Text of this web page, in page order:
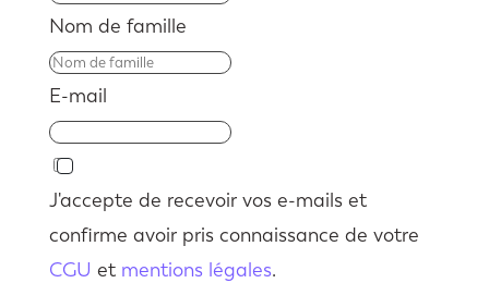
Nom de famille
E-mail
J'accepte de recevoir vos e-mails et
confirme avoir pris connaissance de votre
CGU et mentions légales.